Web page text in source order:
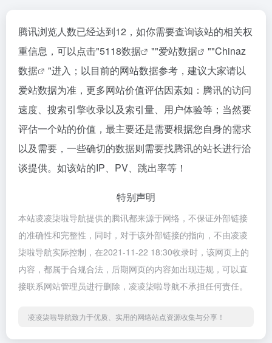
腾讯浏览人数已经达到12，如你需要查询该站的相关权
重信息，可以点击"5118数据 ""爱站数据 ""Chinaz
数据
"进入；以目前的网站数据参考，建议大家请以
爱站数据为准，更多网站价值评估因素如：腾讯的访问
速度、搜索引擎收录以及索引量、用户体验等；当然要
评估一个站的价值，最主要还是需要根据您自身的需求
以及需要，一些确切的数据则需要找腾讯的站长进行洽
谈提供。如该站的IP、PV、跳出率等！
特别声明
本站凌凌柒啦导航提供的腾讯都来源于网络，不保证外部链接
的准确性和完整性，同时，对于该外部链接的指向，不由凌凌
柒啦导航实际控制，在2021-11-22 18:30收录时，该网页上的
内容，都属于合规合法，后期网页的内容如出现违规，可以直
接联系网站管理员进行删除，凌凌柒啦导航不承担任何责任。
凌凌柒啦导航致力于优质、实用的网络站点资源收集与分享！